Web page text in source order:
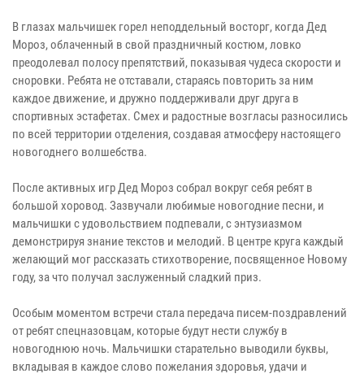
В глазах мальчишек горел неподдельный восторг, когда Дед
Мороз, облаченный в свой праздничный костюм, ловко
преодолевал полосу препятствий, показывая чудеса скорости и
сноровки. Ребята не отставали, стараясь повторить за ним
каждое движение, и дружно поддерживали друг друга в
спортивных эстафетах. Смех и радостные возгласы разносились
по всей территории отделения, создавая атмосферу настоящего
новогоднего волшебства.
После активных игр Дед Мороз собрал вокруг себя ребят в
большой хоровод. Зазвучали любимые новогодние песни, и
мальчишки с удовольствием подпевали, с энтузиазмом
демонстрируя знание текстов и мелодий. В центре круга каждый
желающий мог рассказать стихотворение, посвященное Новому
году, за что получал заслуженный сладкий приз.
Особым моментом встречи стала передача писем-поздравлений
от ребят спецназовцам, которые будут нести службу в
новогоднюю ночь. Мальчишки старательно выводили буквы,
вкладывая в каждое слово пожелания здоровья, удачи и